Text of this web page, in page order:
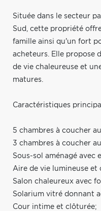
Située dans le secteur
Sud, cette propriété
famille ainsi qu'un fort
acheteurs. Elle propose
de vie chaleureuse et
matures.
Caractéristiques
5 chambres à coucher
3 chambres à coucher
Sous-sol aménagé avec
Aire de vie lumineuse et
Salon chaleureux avec
Solarium vitré donnant
Cour intime et clôturée;